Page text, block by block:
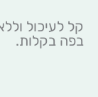
קל לעיכול
בפה בקלות.